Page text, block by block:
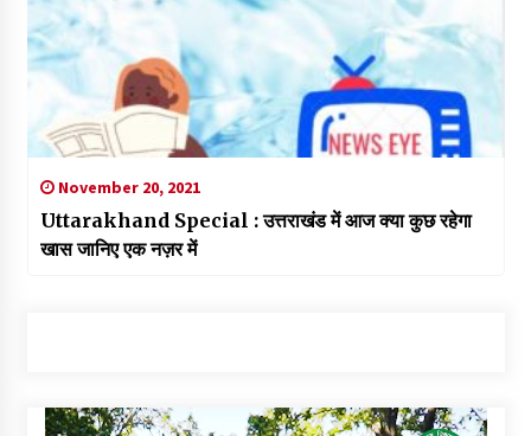
November 20, 2021
Uttarakhand Special : उत्तराखंड में आज क्या कुछ रहेगा
खास जानिए एक नज़र में